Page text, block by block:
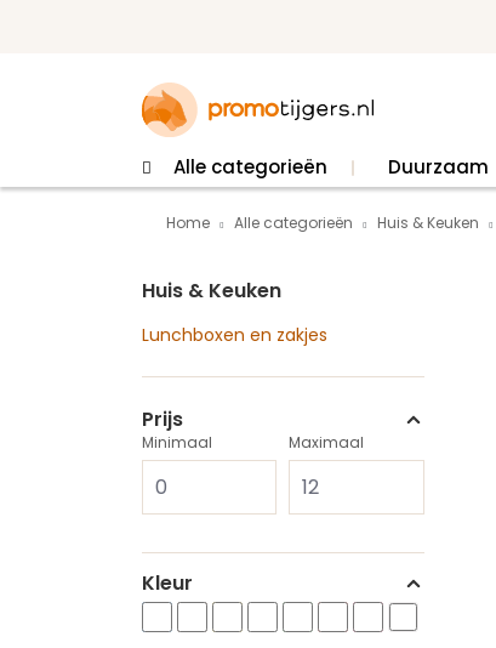
Alle categorieën Duurzaam
Home Alle categorieën Huis & Keuken
Huis & Keuken
Lunchboxen en zakjes
Prijs
Minimaal Maximaal
Kleur